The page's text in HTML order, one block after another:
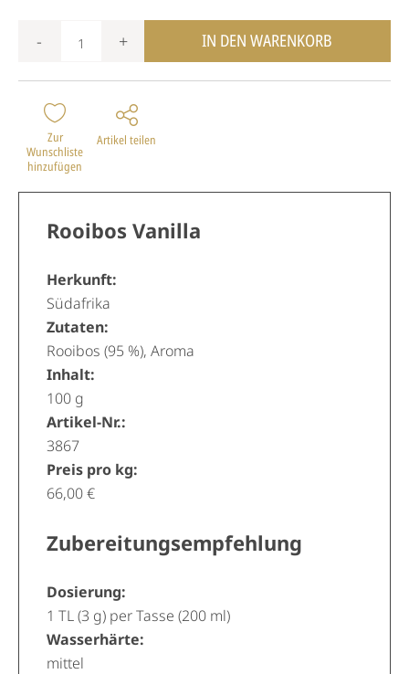
+
- IN DEN WARENKORB
Zur
Wunschliste
hinzufügen
Artikel teilen
Rooibos Vanilla
Herkunft:
Südafrika
Zutaten:
Rooibos (95 %), Aroma
Inhalt:
100 g
Artikel-Nr.:
3867
Preis pro kg:
66,00 €
Zubereitungsempfehlung
Dosierung:
1 TL (3 g) per Tasse (200 ml)
Wasserhärte:
mittel